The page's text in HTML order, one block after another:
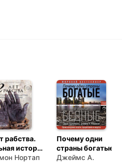
рабства.
история
Нортап
Почему одни
страны богатые, а
другие бедные.
Джеймс А.